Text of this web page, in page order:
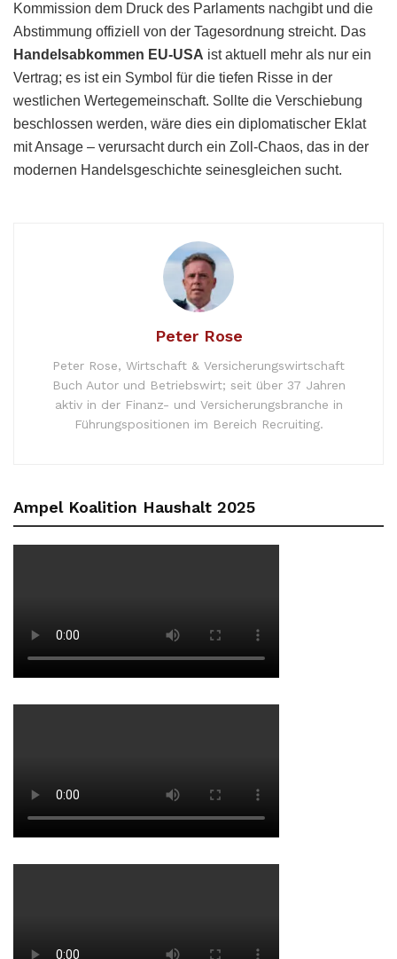
Kommission dem Druck des Parlaments nachgibt und die
Abstimmung offiziell von der Tagesordnung streicht. Das
Handelsabkommen EU-USA ist aktuell mehr als nur ein
Vertrag; es ist ein Symbol für die tiefen Risse in der
westlichen Wertegemeinschaft. Sollte die Verschiebung
beschlossen werden, wäre dies ein diplomatischer Eklat
mit Ansage – verursacht durch ein Zoll-Chaos, das in der
modernen Handelsgeschichte seinesgleichen sucht.
Peter Rose
Peter Rose, Wirtschaft & Versicherungswirtschaft
Buch Autor und Betriebswirt; seit über 37 Jahren
aktiv in der Finanz- und Versicherungsbranche in
Führungspositionen im Bereich Recruiting.
Ampel Koalition Haushalt 2025